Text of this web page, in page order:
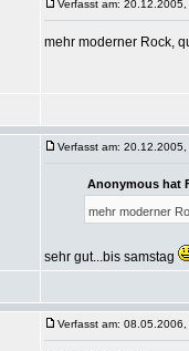
Verfasst am:
mehr moderner Rock,
Verfasst am:
Anonymous hat
mehr moderner
sehr gut...bis samstag
Verfasst am: